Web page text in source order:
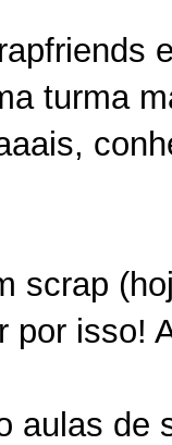
turma
scrap
por isso!
aulas de